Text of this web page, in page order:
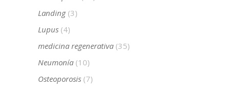
Landing (3)
Lupus (4)
medicina regenerativa (35)
Neumonía (10)
Osteoporosis (7)